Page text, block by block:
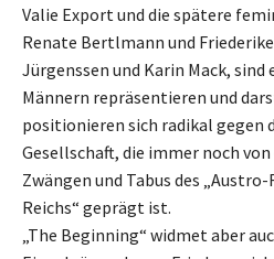
Valie Export und die spätere
Renate Bertlmann und
Jürgenssen und Karin Mack, sind
Männern repräsentieren und
positionieren sich radikal gegen
Gesellschaft, die immer noch
Zwängen und Tabus des
Reichs“ geprägt ist.
„The Beginning“ widmet aber